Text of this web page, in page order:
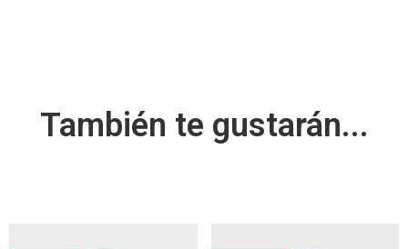
También te gustarán...